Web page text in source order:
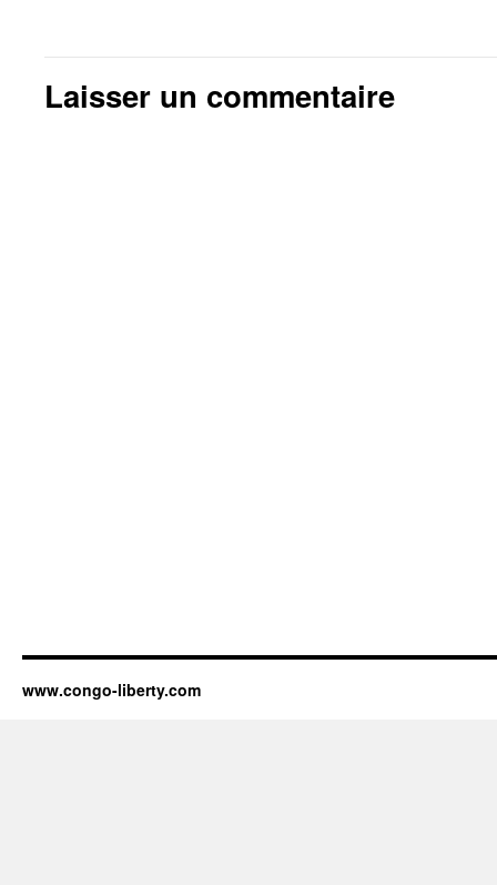
Laisser un commentaire
www.congo-liberty.com